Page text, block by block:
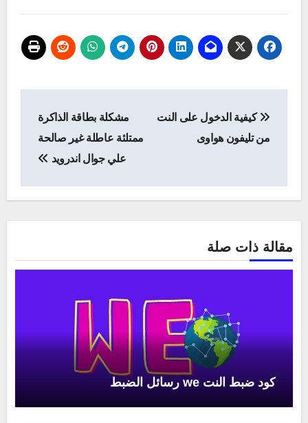
المقالات
كيفية الدخول على النت
من تليفون هواوى
مشكلة بطاقة الذاكرة
ممتلئة عاطلة غير صالحة
علي جوال اندرويد
مقالة ذات صلة
كود ضبط النت we رسائل الضبط